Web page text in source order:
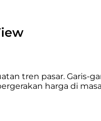
tren pasar. Garis-
harga di